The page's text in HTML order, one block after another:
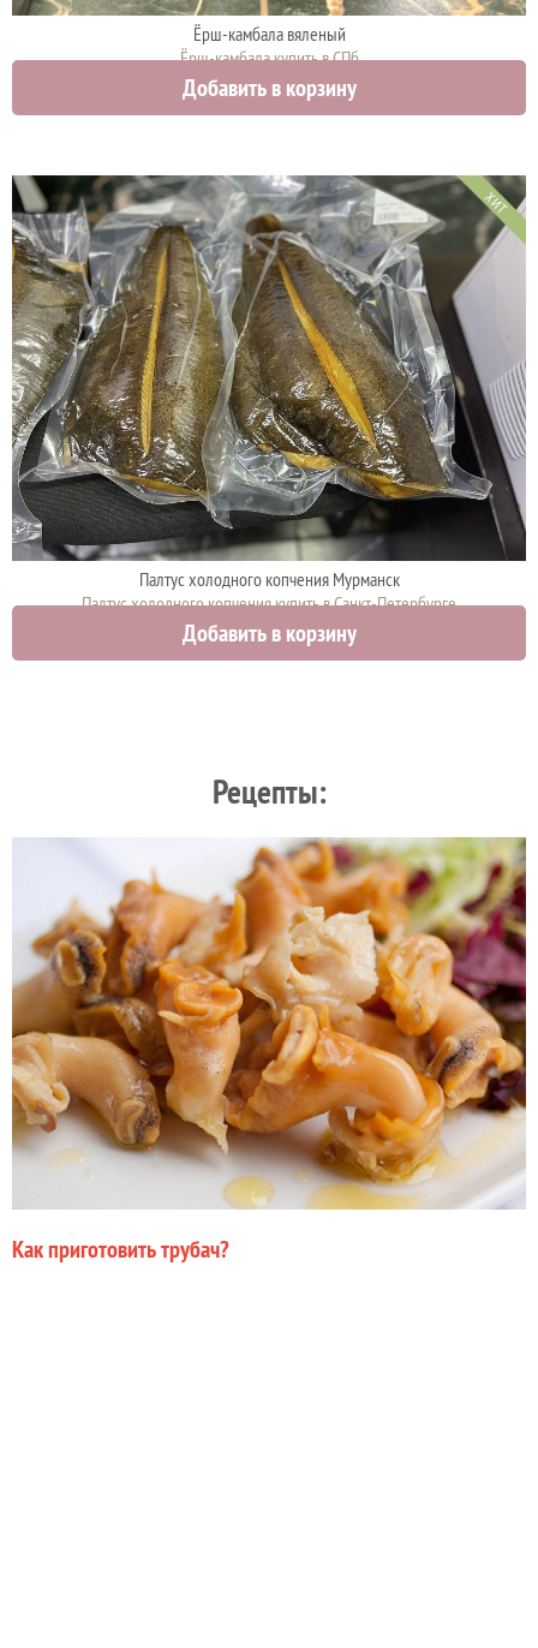
Ёрш-камбала вяленый
Ёрш-камбала купить в СПб
2000 руб.
Добавить в корзину
ХИТ
Палтус холодного копчения Мурманск
Палтус холодного копчения купить в Санкт-Петербурге
2962 руб.
Добавить в корзину
Рецепты:
Как приготовить трубач?